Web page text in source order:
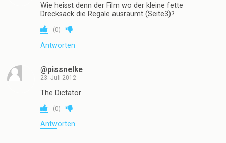
Wie heisst denn der Film wo der kleine fette
Drecksack die Regale ausräumt (Seite3)?
(0)
Antworten
@pissnelke
23. Juli 2012
The Dictator
(0)
Antworten